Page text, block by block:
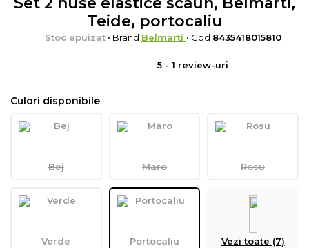
Teide, portocaliu
Stoc epuizat• Brand Belmarti • Cod 8435418015810
5- 1 review-uri
Culori disponibile
Bej Maro Rosu
Verde Portocaliu Vezi toate (7)